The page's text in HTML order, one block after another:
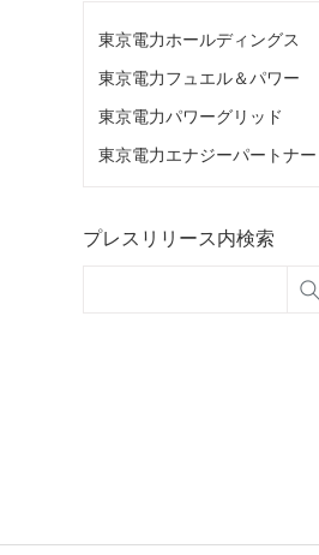
東京電力ホールディングス
東京電力フュエル＆パワー
東京電力パワーグリッド
東京電力エナジーパートナー
プレスリリース内検索